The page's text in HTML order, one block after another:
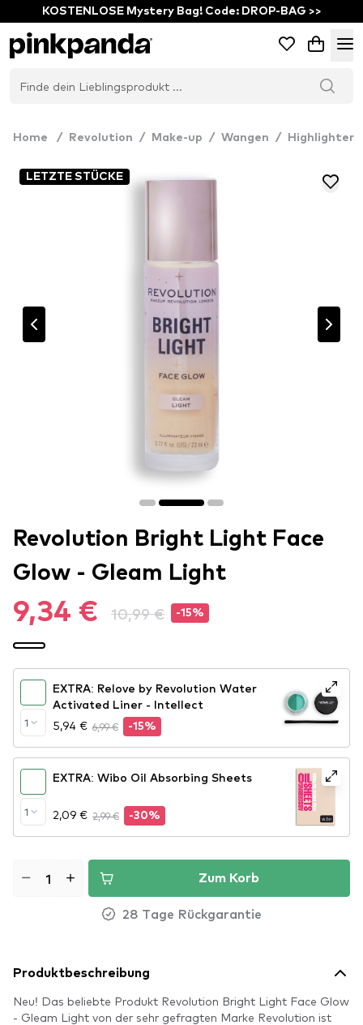
KOSTENLOSE Mystery Bag! Code: DROP-BAG >>
Home / Revolution / Make-up / Wangen / Highlighter
LETZTE STÜCKE
Revolution Bright Light Face
Glow - Gleam Light
9,34 € 10,99 € -15%
1
EXTRA: Relove by Revolution Water
Activated Liner - Intellect
5,94 € 6,99 € -15%
1
EXTRA: Wibo Oil Absorbing Sheets
2,09 € 2,99 € -30%
Zum Korb
28 Tage Rückgarantie
Produktbeschreibung
Neu! Das beliebte Produkt Revolution Bright Light Face Glow
- Gleam Light von der sehr gefragten Marke Revolution ist